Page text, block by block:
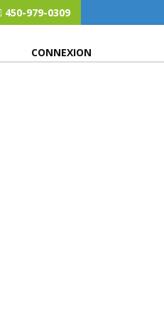
450-979-0309
CONNEXION